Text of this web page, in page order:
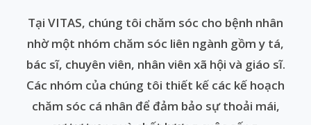
Tại VITAS, chúng tôi chăm sóc cho bệnh nhân
nhờ một nhóm chăm sóc liên ngành gồm y tá,
bác sĩ, chuyên viên, nhân viên xã hội và giáo sĩ.
Các nhóm của chúng tôi thiết kế các kế hoạch
chăm sóc cá nhân để đảm bảo sự thoải mái,